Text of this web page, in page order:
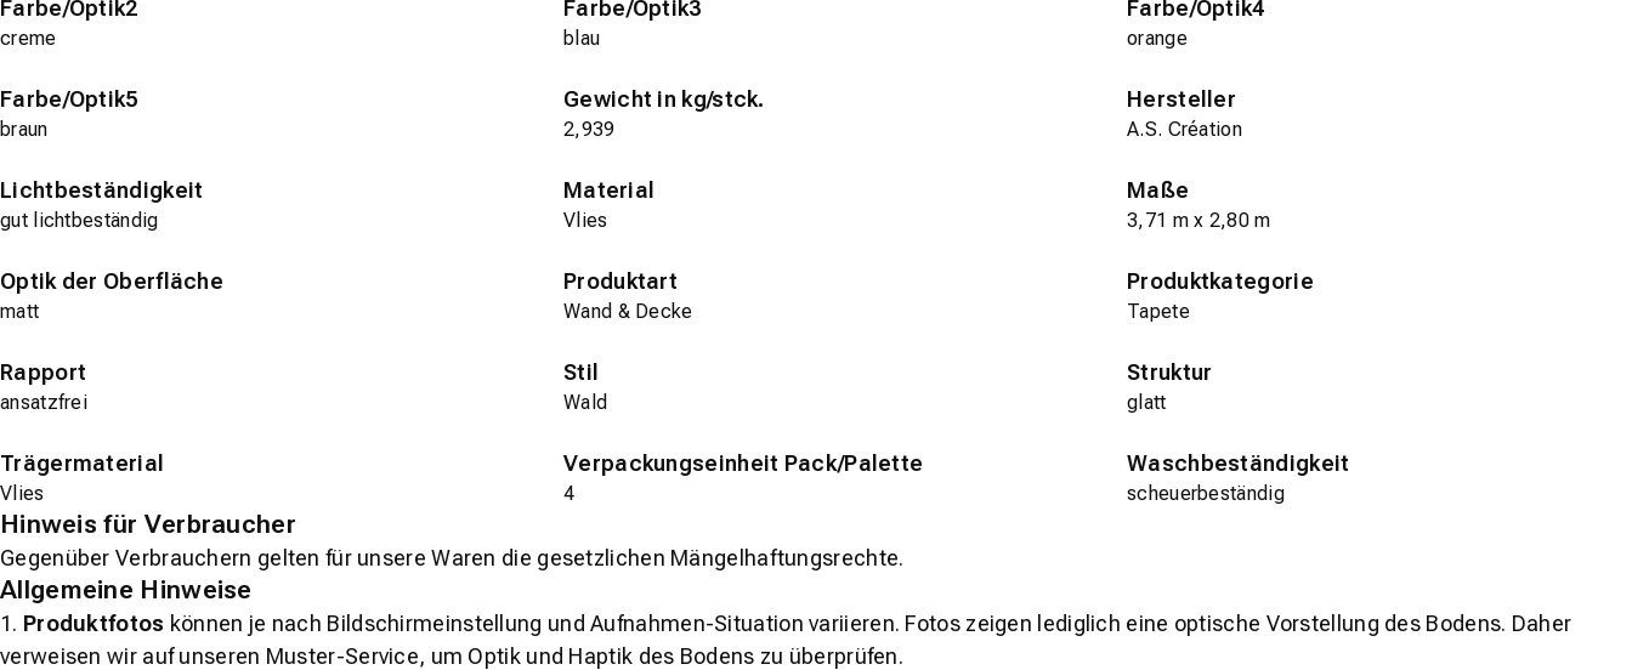
Farbe/Optik2
creme
Farbe/Optik3
blau
Farbe/Optik4
orange
Farbe/Optik5
braun
Gewicht in kg/stck.
2,939
Hersteller
A.S. Création
Lichtbeständigkeit
gut lichtbeständig
Material
Vlies
Maße
3,71 m x 2,80 m
Optik der Oberfläche
matt
Produktart
Wand & Decke
Produktkategorie
Tapete
Rapport
ansatzfrei
Stil
Wald
Struktur
glatt
Trägermaterial
Vlies
Verpackungseinheit Pack/Palette
4
Waschbeständigkeit
scheuerbeständig
Hinweis für Verbraucher
Gegenüber Verbrauchern gelten für unsere Waren die gesetzlichen Mängelhaftungsrechte.
Allgemeine Hinweise
1. Produktfotos können je nach Bildschirmeinstellung und Aufnahmen-Situation variieren. Fotos zeigen lediglich eine optische Vorstellung des Bodens. Daher
verweisen wir auf unseren Muster-Service, um Optik und Haptik des Bodens zu überprüfen.